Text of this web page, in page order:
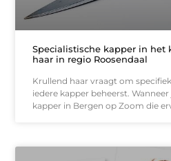
Specialistische kapper in het
haar in regio Roosendaal
Krullend haar vraagt om
iedere kapper beheerst.
kapper in Bergen op Zoom die